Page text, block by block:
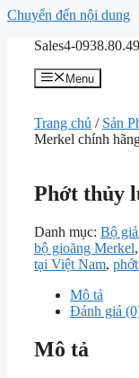
Chuyển đến nội dung
Sales4-
Menu
Trang chủ / Sản
Merkel chính
Phớt thủy
Danh mục: Bộ
bộ gioăng Merkel,
tại Việt Nam,
Mô tả
Đánh giá
Mô tả